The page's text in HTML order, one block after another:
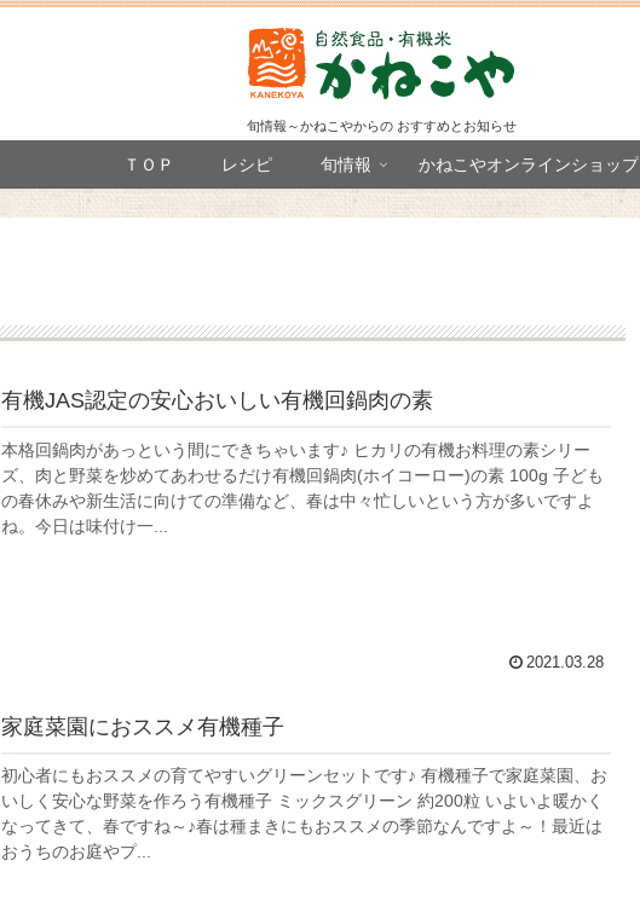
旬情報～かねこやからの おすすめとお知らせ
ＴＯＰ レシピ 旬情報 かねこやオンラインショップ
有機JAS認定の安心おいしい有機回鍋肉の素
本格回鍋肉があっという間にできちゃいます♪ ヒカリの有機お料理の素シリー
ズ、肉と野菜を炒めてあわせるだけ有機回鍋肉(ホイコーロー)の素 100g 子ども
の春休みや新生活に向けての準備など、春は中々忙しいという方が多いですよ
ね。今日は味付け一...
2021.03.28
家庭菜園におススメ有機種子
初心者にもおススメの育てやすいグリーンセットです♪ 有機種子で家庭菜園、お
いしく安心な野菜を作ろう有機種子 ミックスグリーン 約200粒 いよいよ暖かく
なってきて、春ですね～♪春は種まきにもおススメの季節なんですよ～！最近は
おうちのお庭やプ...